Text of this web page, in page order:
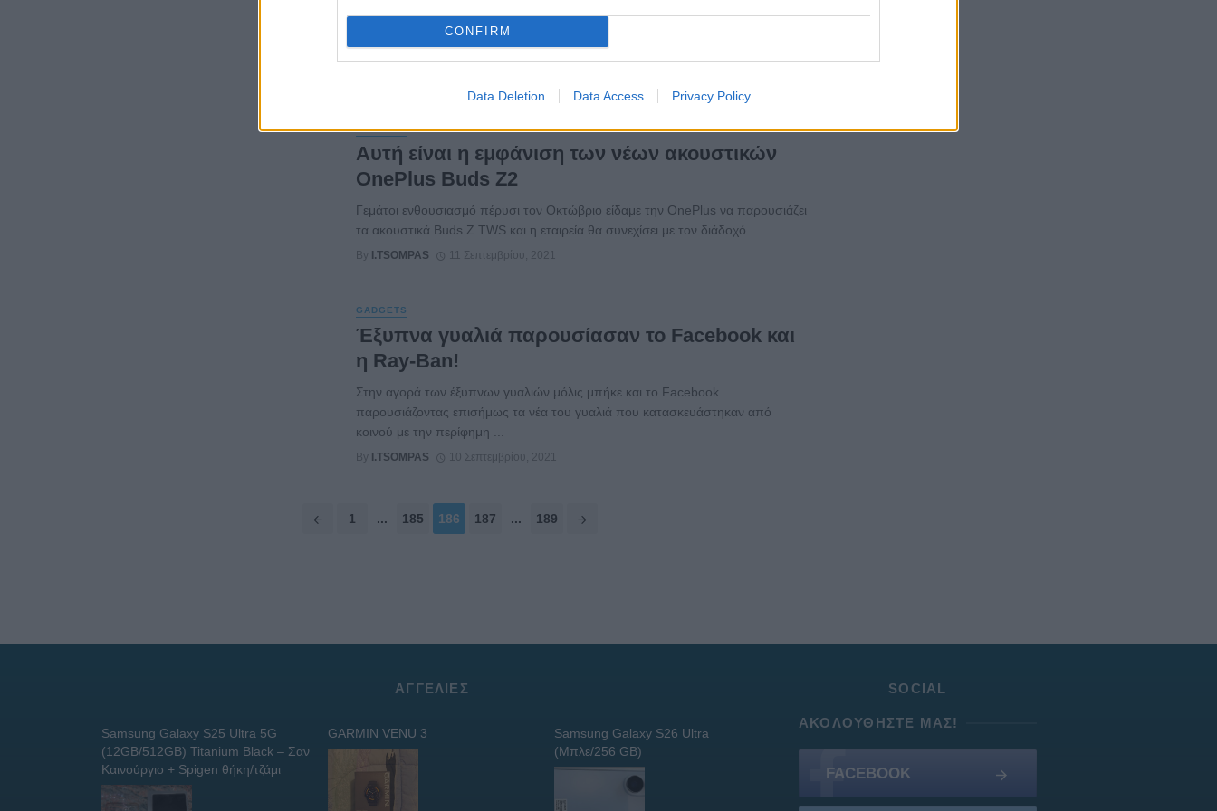
CONFIRM
Data Deletion Data Access Privacy Policy
Launch της Huawei που έχει προγραμματιστεί στις 13 Σεπτεμβρίου 2021. Η
εταιρεία θα ...
GADGETS
Αυτή είναι η εμφάνιση των νέων ακουστικών
OnePlus Buds Z2
Γεμάτοι ενθουσιασμό πέρυσι τον Οκτώβριο είδαμε την OnePlus να παρουσιάζει
τα ακουστικά Buds Z TWS και η εταιρεία θα συνεχίσει με τον διάδοχό ...
By I.TSOMPAS 11 Σεπτεμβρίου, 2021
GADGETS
Έξυπνα γυαλιά παρουσίασαν το Facebook και
η Ray-Ban!
Στην αγορά των έξυπνων γυαλιών μόλις μπήκε και το Facebook
παρουσιάζοντας επισήμως τα νέα του γυαλιά που κατασκευάστηκαν από
κοινού με την περίφημη ...
By I.TSOMPAS 10 Σεπτεμβρίου, 2021
1 ... 185 186 187 ... 189
ΑΓΓΕΛΊΕΣ
Samsung Galaxy S25 Ultra 5G
(12GB/512GB) Titanium Black – Σαν
Καινούργιο + Spigen θήκη/τζάμι
GARMIN VENU 3
Samsung Galaxy S26 Ultra
(Μπλε/256 GB)
SOCIAL
ΑΚΟΛΟΥΘΉΣΤΕ ΜΑΣ!
FACEBOOK